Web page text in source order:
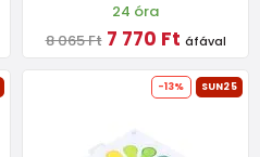
24 óra
8 065 Ft 7 770 Ft áfával
-13% SUN25